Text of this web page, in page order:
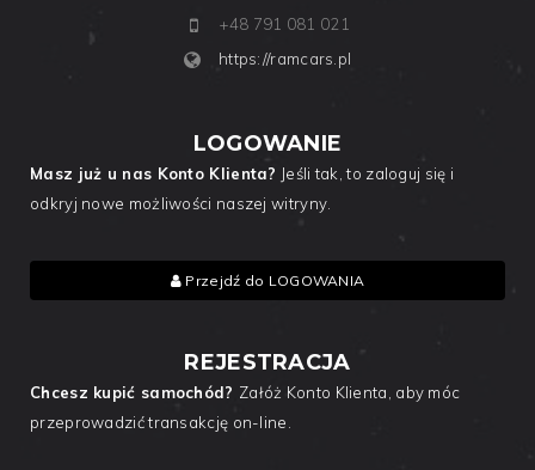
+48 791 081 021
https://ramcars.pl
LOGOWANIE
Masz już u nas Konto Klienta? Jeśli tak, to zaloguj się i
odkryj nowe możliwości naszej witryny.
Przejdź do LOGOWANIA
REJESTRACJA
Chcesz kupić samochód? Załóż Konto Klienta, aby móc
przeprowadzić transakcję on-line.